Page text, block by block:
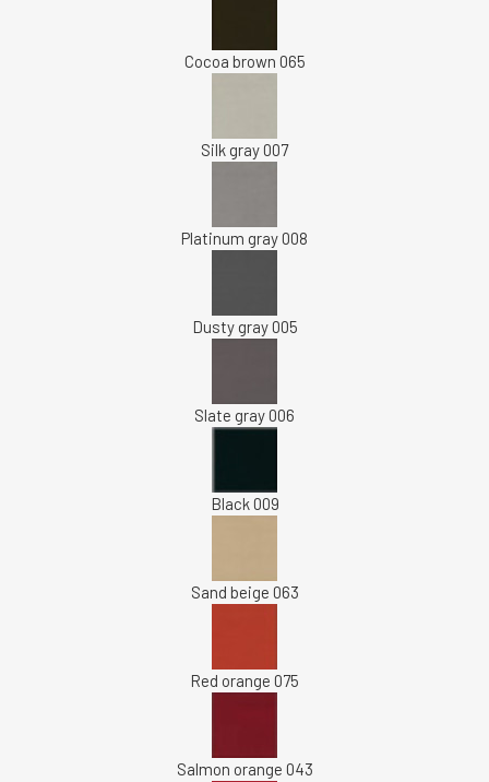
Cocoa brown 065
Silk gray 007
Platinum gray 008
Dusty gray 005
Slate gray 006
Black 009
Sand beige 063
Red orange 075
Salmon orange 043